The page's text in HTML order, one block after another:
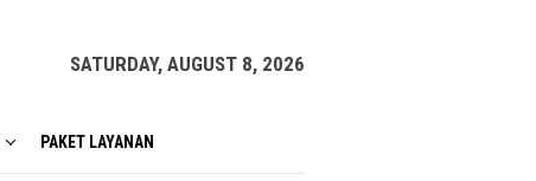
SATURDAY, AUGUST 8, 2026
PAKET LAYANAN